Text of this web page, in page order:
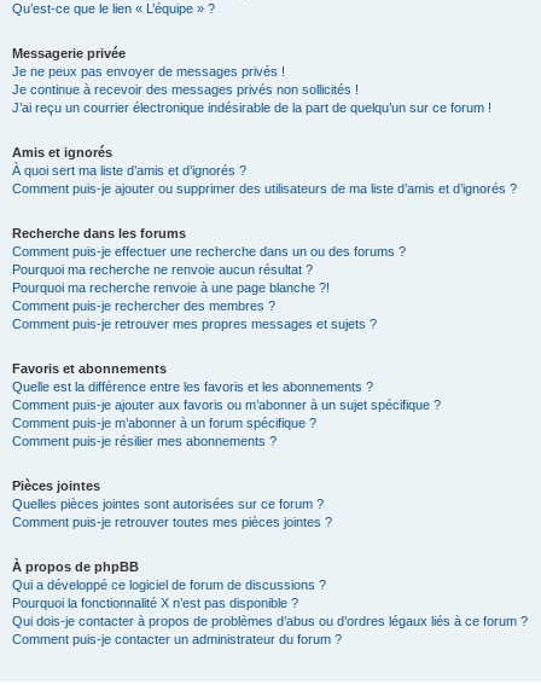
Qu’est-ce que le lien « L’équipe » ?
Messagerie privée
Je ne peux pas envoyer de messages privés !
Je continue à recevoir des messages privés non sollicités !
J’ai reçu un courrier électronique indésirable de la part de quelqu’un sur ce forum !
Amis et ignorés
À quoi sert ma liste d’amis et d’ignorés ?
Comment puis-je ajouter ou supprimer des utilisateurs de ma liste d’amis et d’ignorés ?
Recherche dans les forums
Comment puis-je effectuer une recherche dans un ou des forums ?
Pourquoi ma recherche ne renvoie aucun résultat ?
Pourquoi ma recherche renvoie à une page blanche ?!
Comment puis-je rechercher des membres ?
Comment puis-je retrouver mes propres messages et sujets ?
Favoris et abonnements
Quelle est la différence entre les favoris et les abonnements ?
Comment puis-je ajouter aux favoris ou m’abonner à un sujet spécifique ?
Comment puis-je m’abonner à un forum spécifique ?
Comment puis-je résilier mes abonnements ?
Pièces jointes
Quelles pièces jointes sont autorisées sur ce forum ?
Comment puis-je retrouver toutes mes pièces jointes ?
À propos de phpBB
Qui a développé ce logiciel de forum de discussions ?
Pourquoi la fonctionnalité X n’est pas disponible ?
Qui dois-je contacter à propos de problèmes d’abus ou d’ordres légaux liés à ce forum ?
Comment puis-je contacter un administrateur du forum ?